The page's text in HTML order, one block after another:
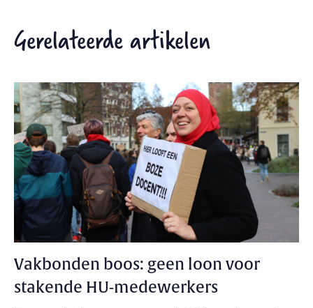
Gerelateerde artikelen
Vakbonden boos: geen loon voor
stakende HU-medewerkers